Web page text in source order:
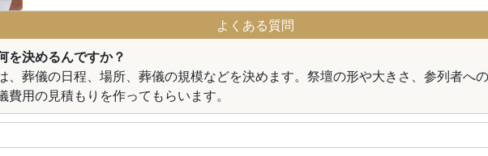
よくある質問
を決めるんですか？
、葬儀の日程、場所、葬儀の規模などを決めます。祭壇の形や大きさ、参列者へ
費用の見積もりを作ってもらいます。